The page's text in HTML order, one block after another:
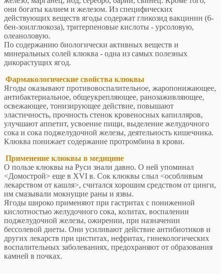
они богаты калием и железом. Из специфических
действующих веществ ягоды содержат гликозид вакцинин (6-
бен-зоилглюкоза), тритерпеновые кислоты - урсоловую,
олеаноловую.
По содержанию биологически активных веществ и
минеральных солей клюква - одна из самых полезных
дикорастущих ягод.
Фармакологические свойства клюквы
Ягоды оказывают противовоспалительное, жаропонижающее,
антибактериальное, общеукрепляющее, ранозаживляющее,
освежающее, тонизирующее действие, повышают
эластичность, прочность стенок кровеносных капилляров,
улучшают аппетит, усвоение пищи, выделение желудочного
сока и сока поджелудочной железы, деятельность кишечника.
Клюква понижает содержание протромбина в крови.
Применение клюквы в медицине
О пользе клюквы на Руси знали давно. О ней упоминал
<Домострой> еще в XVI в. Сок клюквы слыл <особливым
лекарством от кашля>, считался хорошим средством от цинги,
им смазывали мокнущие раны и язвы.
Ягоды широко применяют при гастритах с пониженной
кислотностью желудочного сока, колитах, воспалении
поджелудочной железы, ожирении, при назначении
бессолевой диеты. Они усиливают действие антибиотиков и
других лекарств при циститах, нефритах, гинекологических
воспалительных заболеваниях, предохраняют от образования
камней в почках.